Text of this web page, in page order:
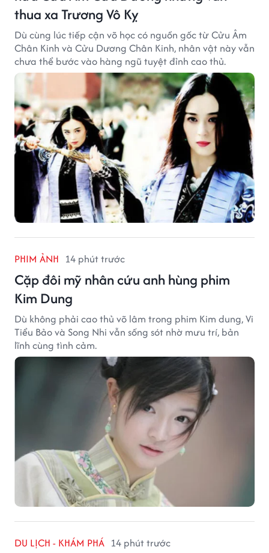
thua xa Trương Vô Kỵ
Dù cùng lúc tiếp cận võ học có nguồn gốc từ Cửu Âm
Chân Kinh và Cửu Dương Chân Kinh, nhân vật này vẫn
chưa thể bước vào hàng ngũ tuyệt đỉnh cao thủ.
PHIM ẢNH 14 phút trước
Cặp đôi mỹ nhân cứu anh hùng phim
Kim Dung
Dù không phải cao thủ võ lâm trong phim Kim dung, Vi
Tiểu Bảo và Song Nhi vẫn sống sót nhờ mưu trí, bản
lĩnh cùng tình cảm.
DU LỊCH - KHÁM PHÁ 14 phút trước